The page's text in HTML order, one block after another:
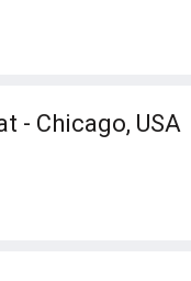
- Chicago, USA